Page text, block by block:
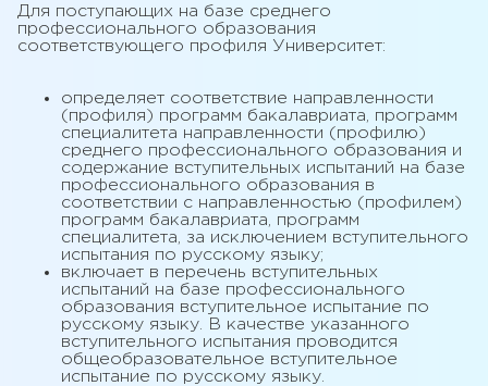
Для поступающих на базе среднего
профессионального образования
соответствующего профиля Университет:
определяет соответствие направленности
(профиля) программ бакалавриата, программ
специалитета направленности (профилю)
среднего профессионального образования и
содержание вступительных испытаний на базе
профессионального образования в
соответствии с направленностью (профилем)
программ бакалавриата, программ
специалитета, за исключением вступительного
испытания по русскому языку;
включает в перечень вступительных
испытаний на базе профессионального
образования вступительное испытание по
русскому языку. В качестве указанного
вступительного испытания проводится
общеобразовательное вступительное
испытание по русскому языку.